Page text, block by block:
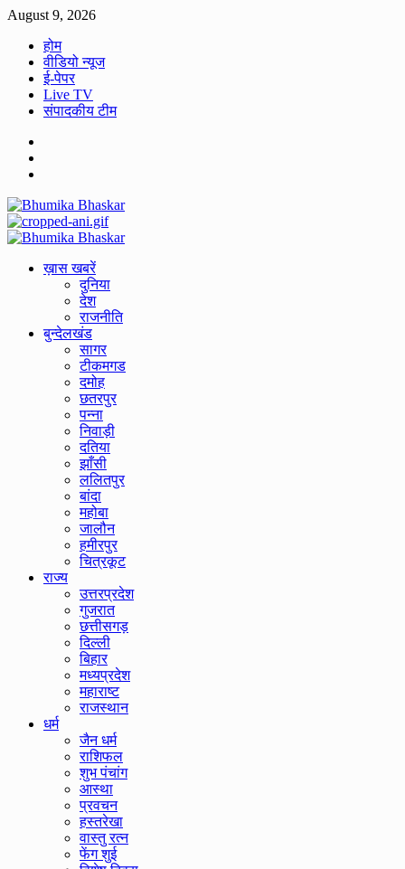
Skip
content
August 9, 2026
होम
वीडियो न्यूज
ई-पेपर
Live TV
संपादकीय टीम
Primary
ख़ास खबरें
दुनिया
देश
राजनीति
बुन्देलखंड
सागर
टीकमगड
दमोह
छतरपुर
पन्ना
निवाड़ी
दतिया
झाँसी
ललितपुर
बांदा
महोबा
जालौन
हमीरपुर
चित्रकूट
राज्य
उत्तरप्रदेश
गुजरात
छत्तीसगड़
दिल्ली
बिहार
मध्यप्रदेश
महाराष्ट
राजस्थान
धर्म
जैन धर्म
राशिफल
शुभ पंचांग
आस्था
प्रवचन
हस्तरेखा
वास्तु रत्न
फेंग शुई